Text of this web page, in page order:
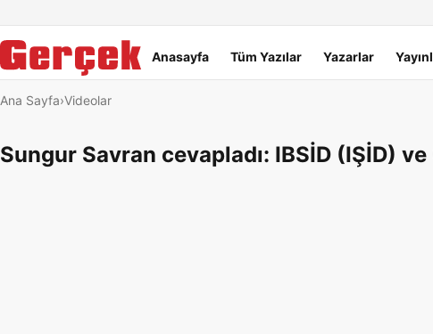
Ana menü
Anasayfa Tüm Yazılar Yazarlar
Ana Sayfa Videolar
Sungur Savran cevapladı: IBSİD (IŞİD)